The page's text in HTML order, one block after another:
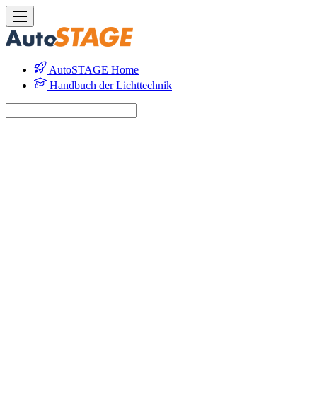
AutoSTAGE Home
Handbuch der Lichttechnik